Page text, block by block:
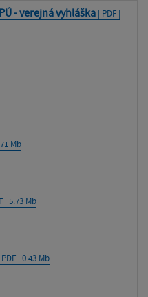
- verejná vyhláška | PDF |
Mb
| 5.73 Mb
PDF | 0.43 Mb